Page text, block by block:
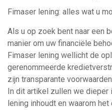
Fimaser lening: alles wat u
Als u op zoek bent naar een
manier om uw financiële
Fimaser lening wellicht de
gerenommeerde
zijn transparante
In dit artikel zullen we dieper
lening inhoudt en waarom